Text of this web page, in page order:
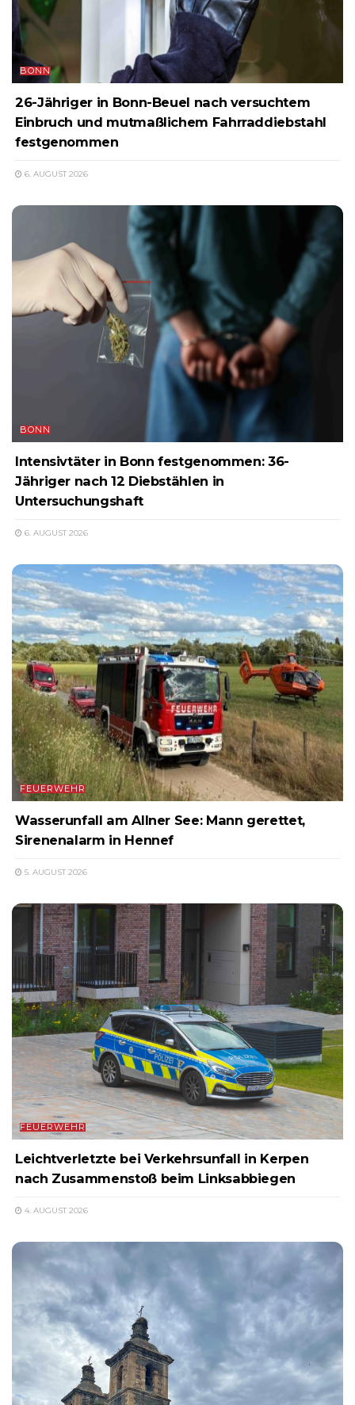
BONN
26-Jähriger in Bonn-Beuel nach versuchtem
Einbruch und mutmaßlichem Fahrraddiebstahl
festgenommen
6. AUGUST 2026
BONN
Intensivtäter in Bonn festgenommen: 36-
Jähriger nach 12 Diebstählen in
Untersuchungshaft
6. AUGUST 2026
FEUERWEHR
Wasserunfall am Allner See: Mann gerettet,
Sirenenalarm in Hennef
5. AUGUST 2026
FEUERWEHR
Leichtverletzte bei Verkehrsunfall in Kerpen
nach Zusammenstoß beim Linksabbiegen
4. AUGUST 2026